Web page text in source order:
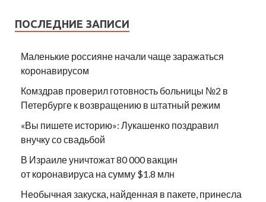
ПОСЛЕДНИЕ ЗАПИСИ
Маленькие россияне начали чаще заражаться
коронавирусом
Комздрав проверил готовность больницы №2 в
Петербурге к возвращению в штатный режим
«Вы пишете историю»: Лукашенко поздравил
внучку со свадьбой
В Израиле уничтожат 80 000 вакцин
от коронавируса на сумму $1.8 млн
Необычная закуска, найденная в пакете, принесла